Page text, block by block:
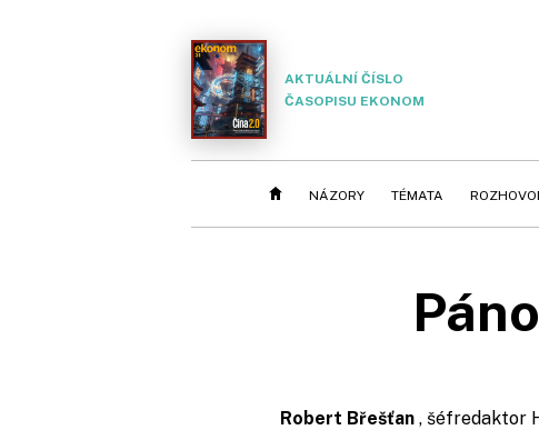
AKTUÁLNÍ ČÍSLO
ČASOPISU EKONOM
NÁZORY TÉMATA
Robert Břešťan , šéfredaktor